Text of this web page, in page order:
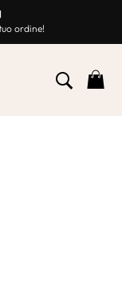
ordine!